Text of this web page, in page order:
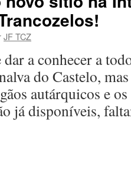
JF TCZ
a conhecer a
do Castelo,
autárquicos e
já disponíveis,